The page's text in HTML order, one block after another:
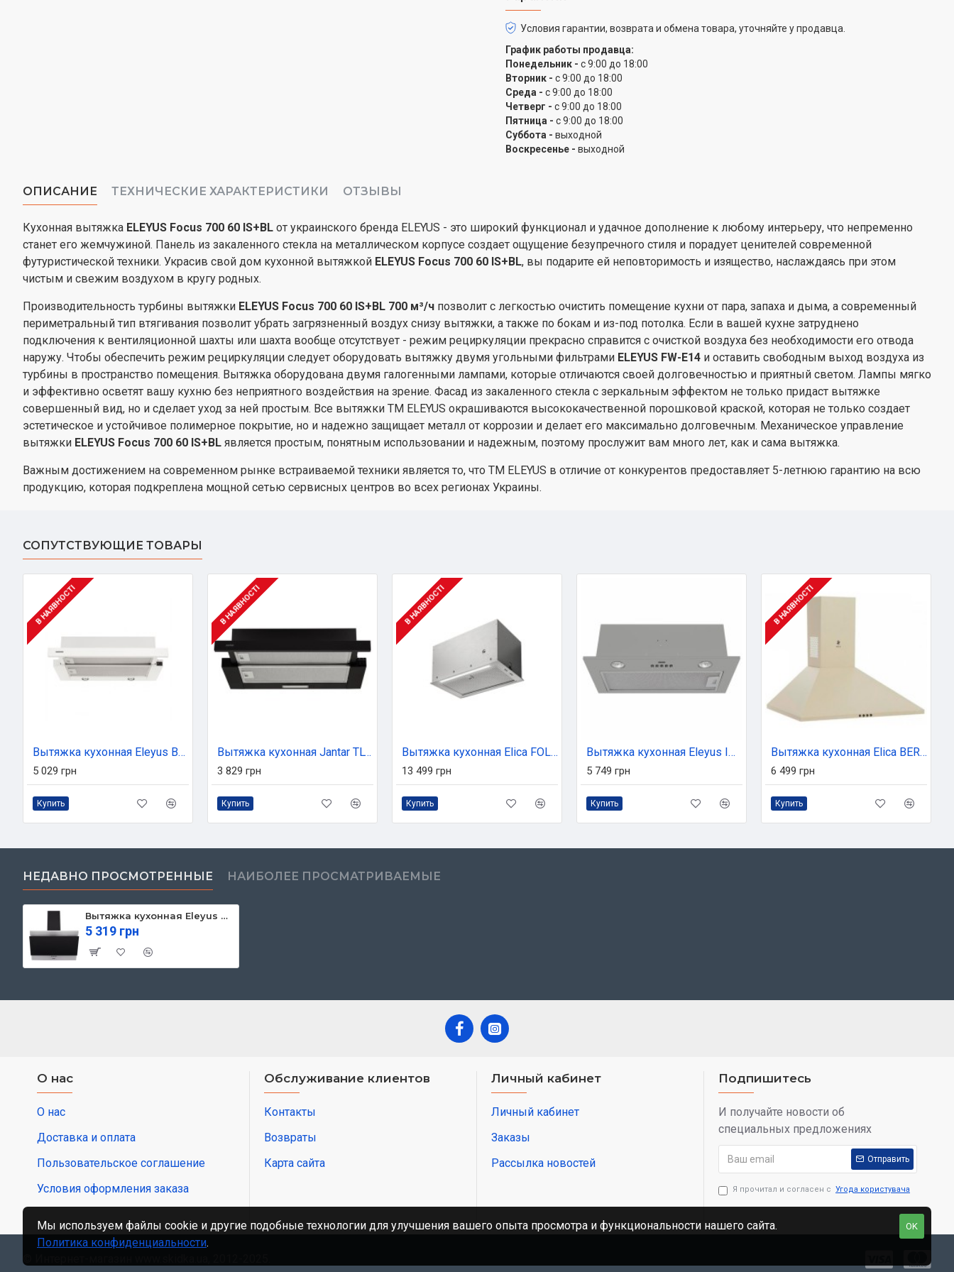
полимерное покрытие, но и надежно защищает металл от коррозии и делает
его максимально долговечным. Механическое управление вытяжки
Focus 700 60 IS+BL
поэтому прослужит вам много лет, как и сама вытяжка.
Важным достижением на современном рынке встраиваемой техники
является то, что ТМ ELEYUS в отличие от конкурентов предоставляет 5-летнюю
гарантию на всю продукцию, которая подкреплена мощной сетью сервисных
центров во всех регионах Украины.
Условия гарантии, возврата и обмена товара, уточняйте у продавца.
График работы продавца:
Понедельник - с 9:00 до 18:00
Вторник - с 9:00 до 18:00
Среда - с 9:00 до 18:00
Четверг - с 9:00 до 18:00
Пятница - с 9:00 до 18:00
Суббота - выходной
Воскресенье - выходной
ОПИСАНИЕ ТЕХНИЧЕСКИЕ ХАРАКТЕРИСТИКИ ОТЗЫВЫ
Кухонная вытяжка ELEYUS Focus 700 60 IS+BL от украинского бренда ELEYUS - это широкий функционал и удачное дополнение к любому интерьеру, что непременно
станет его жемчужиной. Панель из закаленного стекла на металлическом корпусе создает ощущение безупречного стиля и порадует ценителей современной
футуристической техники. Украсив свой дом кухонной вытяжкой ELEYUS Focus 700 60 IS+BL, вы подарите ей неповторимость и изящество, наслаждаясь при этом
чистым и свежим воздухом в кругу родных.
Производительность турбины вытяжки ELEYUS Focus 700 60 IS+BL 700 м³/ч позволит с легкостью очистить помещение кухни от пара, запаха и дыма, а современный
периметральный тип втягивания позволит убрать загрязненный воздух снизу вытяжки, а также по бокам и из-под потолка. Если в вашей кухне затруднено
подключения к вентиляционной шахты или шахта вообще отсутствует - режим рециркуляции прекрасно справится с очисткой воздуха без необходимости его отвода
наружу. Чтобы обеспечить режим рециркуляции следует оборудовать вытяжку двумя угольными фильтрами ELEYUS FW-E14 и оставить свободным выход воздуха из
турбины в пространство помещения. Вытяжка оборудована двумя галогенными лампами, которые отличаются своей долговечностью и приятный светом. Лампы мягко
и эффективно осветят вашу кухню без неприятного воздействия на зрение. Фасад из закаленного стекла с зеркальным эффектом не только придаст вытяжке
совершенный вид, но и сделает уход за ней простым. Все вытяжки ТМ ELEYUS окрашиваются высококачественной порошковой краской, которая не только создает
эстетическое и устойчивое полимерное покрытие, но и надежно защищает металл от коррозии и делает его максимально долговечным. Механическое управление
вытяжки ELEYUS Focus 700 60 IS+BL является простым, понятным использовании и надежным, поэтому прослужит вам много лет, как и сама вытяжка.
Важным достижением на современном рынке встраиваемой техники является то, что ТМ ELEYUS в отличие от конкурентов предоставляет 5-летнюю гарантию на всю
продукцию, которая подкреплена мощной сетью сервисных центров во всех регионах Украины.
СОПУТСТВУЮЩИЕ ТОВАРЫ
В НАЯВНОСТІ
Вытяжка кухонная Eleyus BREEZE 1000 50 WH
5 029 грн
Купить
В НАЯВНОСТІ
Вытяжка кухонная Jantar TLT 1000 LED 60 BL
3 829 грн
Купить
В НАЯВНОСТІ
Вытяжка кухонная Elica FOLD S IX/A/52
13 499 грн
Купить
Вытяжка кухонная Eleyus INTO 960 52 GR
5 749 грн
Купить
В НАЯВНОСТІ
Вытяжка кухонная Elica BERLIN CR/A/60 (BERLINCR/A/60)
6 499 грн
Купить
НЕДАВНО ПРОСМОТРЕННЫЕ НАИБОЛЕЕ ПРОСМАТРИВАЕМЫЕ
Вытяжка кухонная Eleyus Focus 700 60 IS+BL
5 319 грн
О нас
О нас
Доставка и оплата
Пользовательское соглашение
Условия оформления заказа
Обслуживание клиентов
Контакты
Возвраты
Карта сайта
Личный кабинет
Личный кабинет
Заказы
Рассылка новостей
Подпишитесь
И получайте новости об
специальных предложениях
Отправить
Я прочитал и согласен с Угода користувача
OK
Мы используем файлы cookie и другие подобные технологии для улучшения вашего опыта просмотра и функциональности нашего сайта.
Политика конфиденциальности.